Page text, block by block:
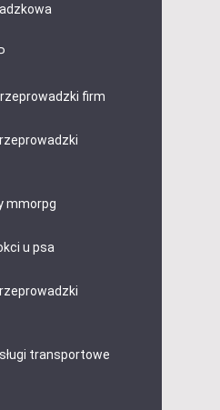
firm
mmorpg
u psa
transportowe